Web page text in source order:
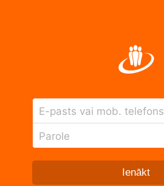
E-pasts vai mob. telefons
Parole
Ienākt